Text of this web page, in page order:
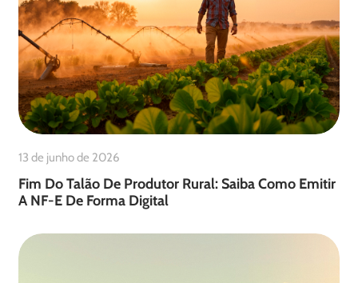
13 de junho de 2026
Fim Do Talão De Produtor Rural: Saiba Como Emitir
A NF-E De Forma Digital